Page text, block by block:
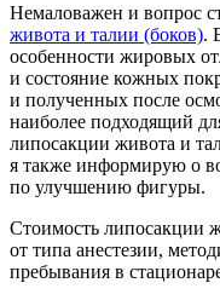
Немаловажен и вопрос
живота и талии (боков).
особенности жировых
и состояние кожных
и полученных после
наиболее подходящий
липосакции живота и
я также информирую о
по улучшению фигуры.
Стоимость липосакции
от типа анестезии,
пребывания в